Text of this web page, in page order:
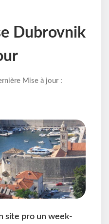
Dubrovnik
Mise à jour :
site pro un week-